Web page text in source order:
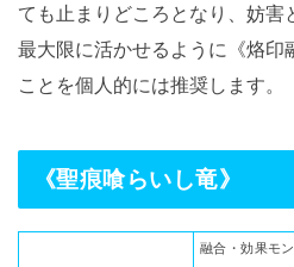
ても止まりどころとなり、妨害
最大限に活かせるように《烙印
ことを個人的には推奨します。
《聖痕喰らいし竜》
融合・効果モ